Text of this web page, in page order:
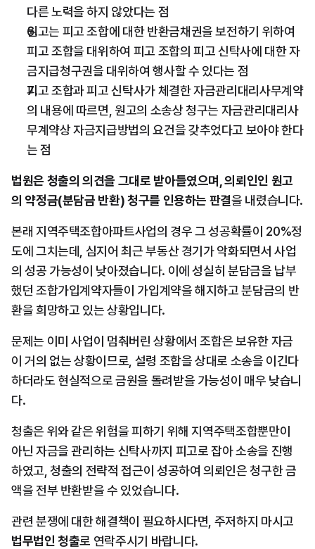
다른 노력을 하지 않았다는 점
원고는 피고 조합에 대한 반환금채권을 보전하기 위하여
피고 조합을 대위하여 피고 조합의 피고 신탁사에 대한 자
금지급청구권을 대위하여 행사할 수 있다는 점
피고 조합과 피고 신탁사가 체결한 자금관리대리사무계약
의 내용에 따르면, 원고의 소송상 청구는 자금관리대리사
무계약상 자금지급방법의 요건을 갖추었다고 보아야 한다
는 점
법원은 청출의 의견을 그대로 받아들였으며, 의뢰인인 원고
의 약정금(분담금 반환) 청구를 인용하는 판결을 내렸습니다.
본래 지역주택조합아파트사업의 경우 그 성공확률이 20%정
도에 그치는데, 심지어 최근 부동산 경기가 악화되면서 사업
의 성공 가능성이 낮아졌습니다. 이에 성실히 분담금을 납부
했던 조합가입계약자들이 가입계약을 해지하고 분담금의 반
환을 희망하고 있는 상황입니다.
문제는 이미 사업이 멈춰버린 상황에서 조합은 보유한 자금
이 거의 없는 상황이므로, 설령 조합을 상대로 소송을 이긴다
하더라도 현실적으로 금원을 돌려받을 가능성이 매우 낮습니
다.
청출은 위와 같은 위험을 피하기 위해 지역주택조합뿐만이
아닌 자금을 관리하는 신탁사까지 피고로 잡아 소송을 진행
하였고, 청출의 전략적 접근이 성공하여 의뢰인은 청구한 금
액을 전부 반환받을 수 있었습니다.
법무법인 청출로 연락주시기 바랍니다.